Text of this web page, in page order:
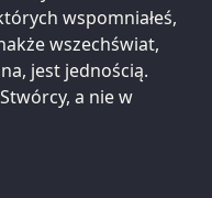
wspomniałeś,
wszechświat,
jest jednością.
a nie w